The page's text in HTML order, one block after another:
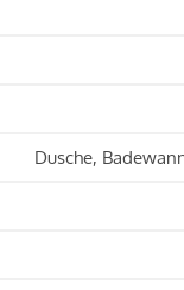
Dusche,